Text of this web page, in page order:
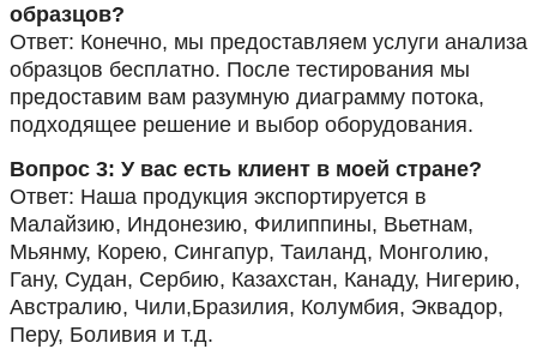
образцов?
Ответ: Конечно, мы предоставляем услуги анализа
образцов бесплатно. После тестирования мы
предоставим вам разумную диаграмму потока,
подходящее решение и выбор оборудования.
Вопрос 3: У вас есть клиент в моей стране?
Ответ: Наша продукция экспортируется в
Малайзию, Индонезию, Филиппины, Вьетнам,
Мьянму, Корею, Сингапур, Таиланд, Монголию,
Гану, Судан, Сербию, Казахстан, Канаду, Нигерию,
Австралию, Чили,Бразилия, Колумбия, Эквадор,
Перу, Боливия и т.д.